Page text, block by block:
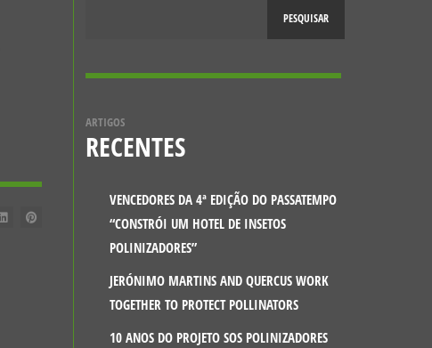
PESQUISAR
ARTIGOS
RECENTES
VENCEDORES DA 4ª EDIÇÃO DO PASSATEMPO
“CONSTRÓI UM HOTEL DE INSETOS
POLINIZADORES”
JERÓNIMO MARTINS AND QUERCUS WORK
TOGETHER TO PROTECT POLLINATORS
10 ANOS DO PROJETO SOS POLINIZADORES